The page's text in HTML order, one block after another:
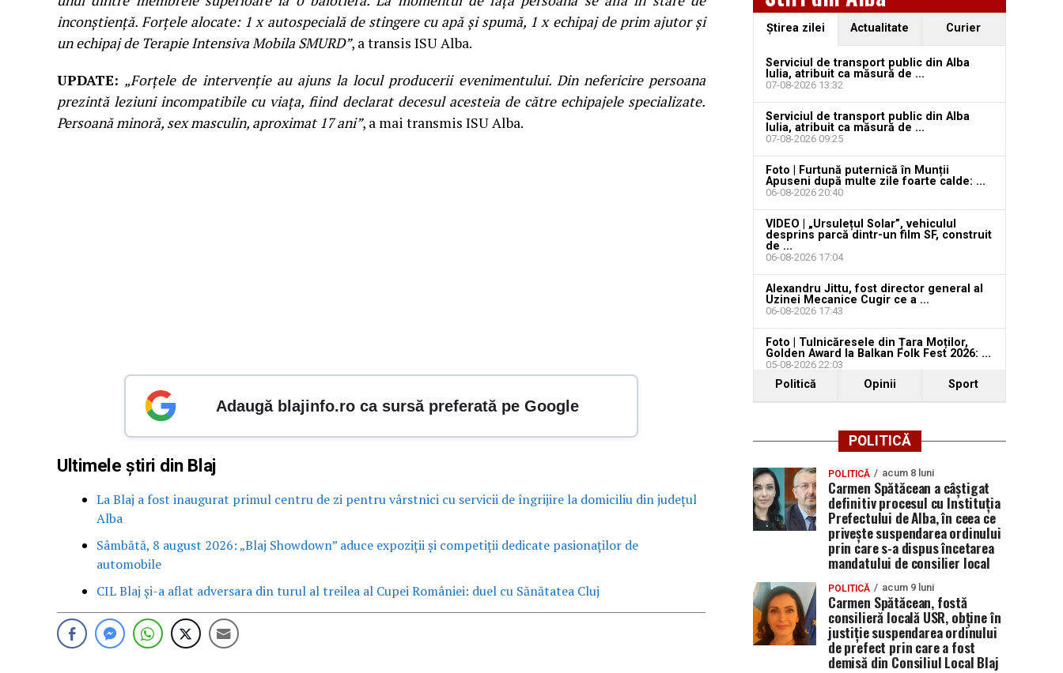
inconștiență. Forțele alocate: 1 x autospecială de stingere cu apă și spumă, 1 x echipaj de prim ajutor și
un echipaj de Terapie Intensiva Mobila SMURD”, a transis ISU Alba.
UPDATE: „Forțele de intervenție au ajuns la locul producerii evenimentului. Din nefericire persoana
prezintă leziuni incompatibile cu viața, fiind declarat decesul acesteia de către echipajele specializate.
Persoană minoră, sex masculin, aproximat 17 ani”, a mai transmis ISU Alba.
Adaugă blajinfo.ro ca sursă preferată pe Google
Ultimele știri din Blaj
La Blaj a fost inaugurat primul centru de zi pentru vârstnici cu servicii de îngrijire la domiciliu din județul
Alba
Sâmbătă, 8 august 2026: „Blaj Showdown” aduce expoziții și competiții dedicate pasionaților de
automobile
CIL Blaj și-a aflat adversara din turul al treilea al Cupei României: duel cu Sănătatea Cluj
Ştirea zilei Actualitate Curier
Serviciul de transport public din Alba
Iulia, atribuit ca măsură de ...
07-08-2026 13:32
Serviciul de transport public din Alba
Iulia, atribuit ca măsură de ...
07-08-2026 09:25
Foto | Furtună puternică în Munții
Apuseni după multe zile foarte calde: ...
06-08-2026 20:40
VIDEO | „Ursulețul Solar”, vehiculul
desprins parcă dintr-un film SF, construit
de ...
06-08-2026 17:04
Alexandru Jittu, fost director general al
Uzinei Mecanice Cugir ce a ...
06-08-2026 17:43
Foto | Tulnicăresele din Țara Moților,
Golden Award la Balkan Folk Fest 2026: ...
05-08-2026 22:03
Politică Opinii Sport
POLITICĂ
POLITICĂ acum 8 luni
Carmen Spătăcean a câștigat
definitiv procesul cu Instituția
Prefectului de Alba, în ceea ce
privește suspendarea ordinului
prin care s-a dispus încetarea
mandatului de consilier local
POLITICĂ acum 9 luni
Carmen Spătăcean, fostă
consilieră locală USR, obține în
justiție suspendarea ordinului
de prefect prin care a fost
demisă din Consiliul Local Blaj